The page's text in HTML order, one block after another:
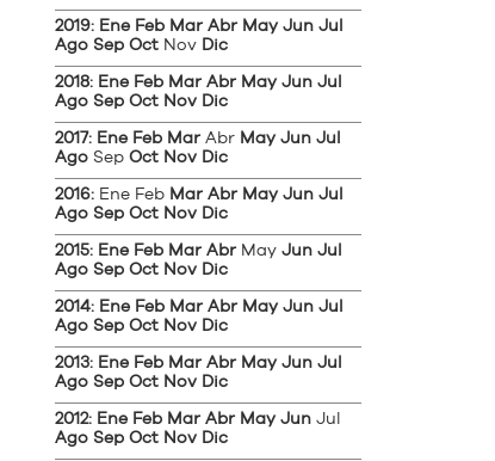
2019: Ene Feb Mar Abr May Jun Jul
Ago Sep Oct Nov Dic
2018: Ene Feb Mar Abr May Jun Jul
Ago Sep Oct Nov Dic
2017: Ene Feb Mar Abr May Jun Jul
Ago Sep Oct Nov Dic
2016: Ene Feb Mar Abr May Jun Jul
Ago Sep Oct Nov Dic
2015: Ene Feb Mar Abr May Jun Jul
Ago Sep Oct Nov Dic
2014: Ene Feb Mar Abr May Jun Jul
Ago Sep Oct Nov Dic
2013: Ene Feb Mar Abr May Jun Jul
Ago Sep Oct Nov Dic
2012: Ene Feb Mar Abr May Jun Jul
Ago Sep Oct Nov Dic